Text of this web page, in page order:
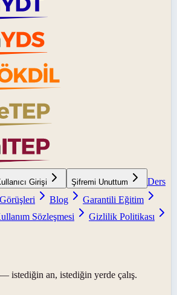
Girişi Şifremi Unuttum
Ders
Blog
Garantili Eğitim
Sözleşmesi
Gizlilik Politikası
istediğin an, istediğin yerde çalış.